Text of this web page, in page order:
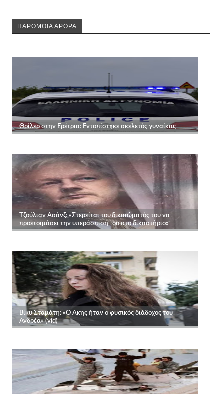
ΠΑΡΟΜΟΙΑ ΑΡΘΡΑ